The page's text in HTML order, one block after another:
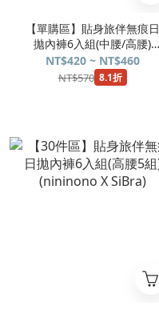
【單購區】貼身旅伴無痕日
拋內褲6入組(中腰/高腰)
(nininono X SiBra)
NT$420 ~ NT$460
NT$570 8.1折